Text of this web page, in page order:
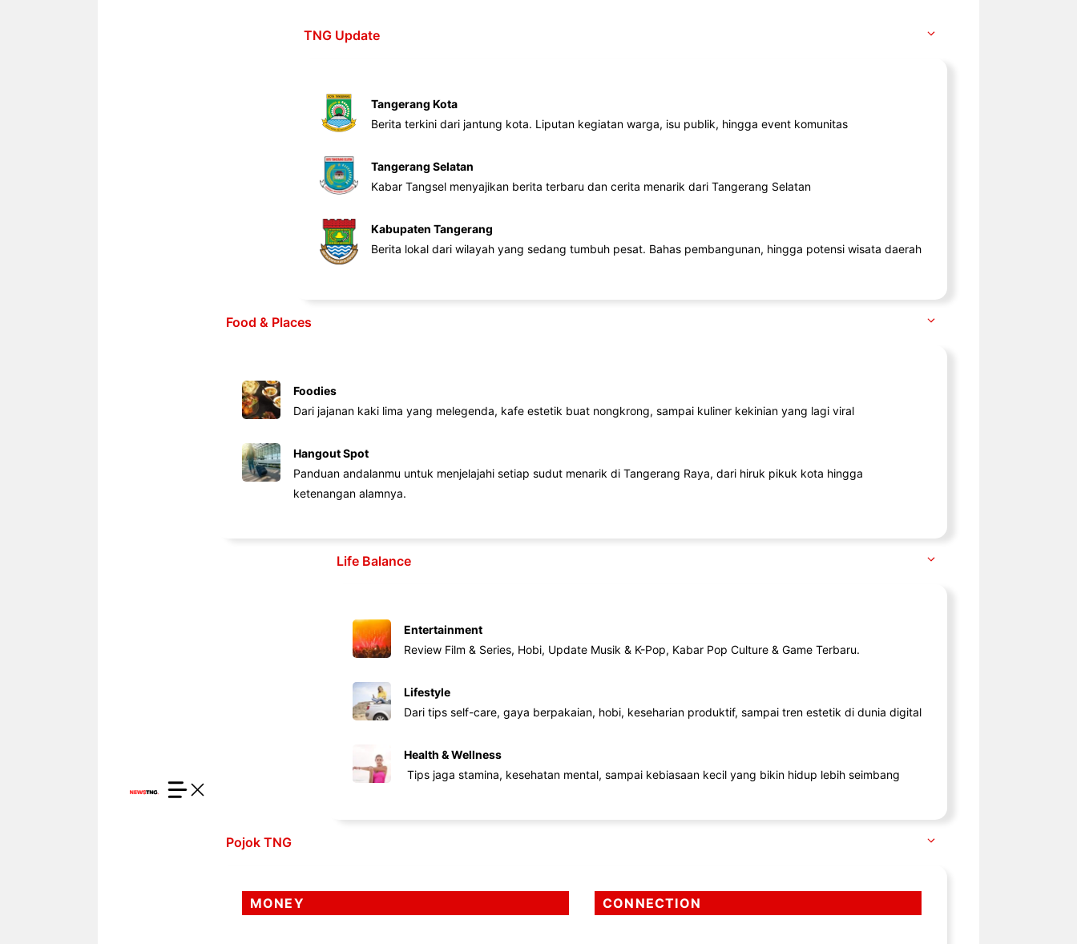
TNG Update
Tangerang Kota
Berita terkini dari jantung kota. Liputan kegiatan warga, isu publik, hingga event komunitas
Tangerang Selatan
Kabar Tangsel menyajikan berita terbaru dan cerita menarik dari Tangerang Selatan
Kabupaten Tangerang
Berita lokal dari wilayah yang sedang tumbuh pesat. Bahas pembangunan, hingga potensi wisata daerah
Food & Places
Foodies
Dari jajanan kaki lima yang melegenda, kafe estetik buat nongkrong, sampai kuliner kekinian yang lagi viral
Hangout Spot
Panduan andalanmu untuk menjelajahi setiap sudut menarik di Tangerang Raya, dari hiruk pikuk kota hingga
ketenangan alamnya.
Life Balance
Entertainment
Review Film & Series, Hobi, Update Musik & K-Pop, Kabar Pop Culture & Game Terbaru.
Lifestyle
Dari tips self-care, gaya berpakaian, hobi, keseharian produktif, sampai tren estetik di dunia digital
Health & Wellness
Tips jaga stamina, kesehatan mental, sampai kebiasaan kecil yang bikin hidup lebih seimbang
Pojok TNG
MONEY CONNECTION